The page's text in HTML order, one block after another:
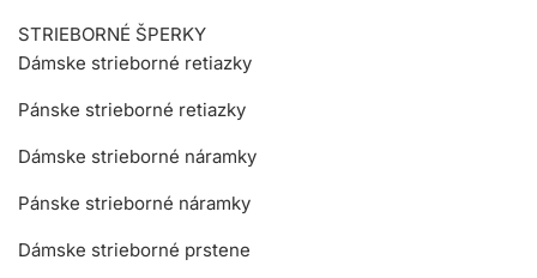
STRIEBORNÉ ŠPERKY
Dámske strieborné retiazky
Pánske strieborné retiazky
Dámske strieborné náramky
Pánske strieborné náramky
Dámske strieborné prstene